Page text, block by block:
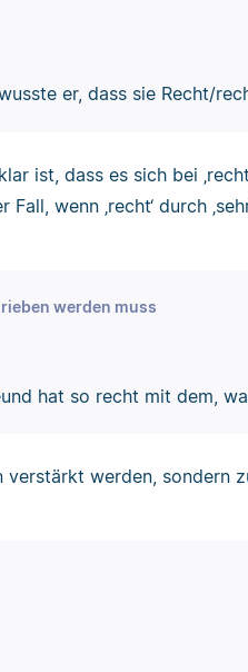
er, dass sie Recht/
ist, dass es sich bei
wenn ‚recht‘ durch
werden muss
hat so recht mit dem,
werden, sondern